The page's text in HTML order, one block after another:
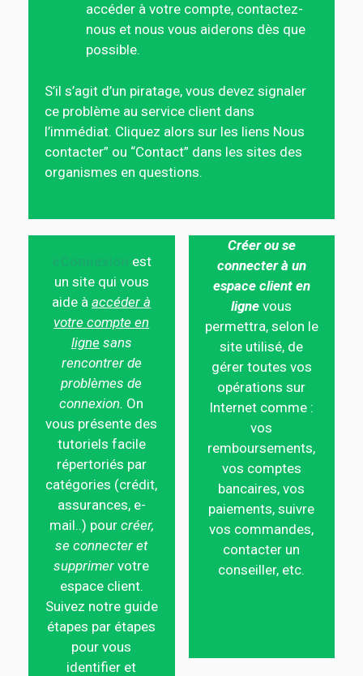
accéder à votre compte, contactez-
nous et nous vous aiderons dès que
possible.
S’il s’agit d’un piratage, vous devez signaler
ce problème au service client dans
l’immédiat. Cliquez alors sur les liens Nous
contacter” ou “Contact” dans les sites des
organismes en questions.
est
un site qui vous
aide àaccéder à
votre compte en
ligne sans
rencontrer de
problèmes de
connexion. On
vous présente des
tutoriels facile
répertoriés par
catégories (crédit,
assurances, e-
mail..) pour créer,
se connecter et
supprimer votre
espace client.
Suivez notre guide
étapes par étapes
pour vous
identifier et
Créer ou se
connecter à un
espace client en
ligne vous
permettra, selon le
site utilisé, de
gérer toutes vos
opérations sur
Internet comme :
vos
remboursements,
vos comptes
bancaires, vos
paiements, suivre
vos commandes,
contacter un
conseiller, etc.